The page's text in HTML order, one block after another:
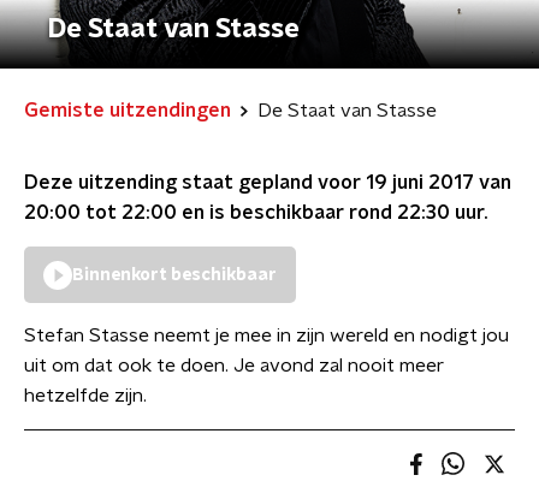
De Staat van Stasse
Gemiste uitzendingen De Staat van Stasse
Deze uitzending staat gepland voor 19 juni 2017 van
20:00 tot 22:00 en is beschikbaar rond 22:30 uur.
Binnenkort beschikbaar
Stefan Stasse neemt je mee in zijn wereld en nodigt jou
uit om dat ook te doen. Je avond zal nooit meer
hetzelfde zijn.